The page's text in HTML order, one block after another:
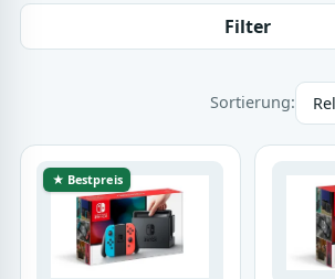
Filter
Sortierung:
★ Bestpreis